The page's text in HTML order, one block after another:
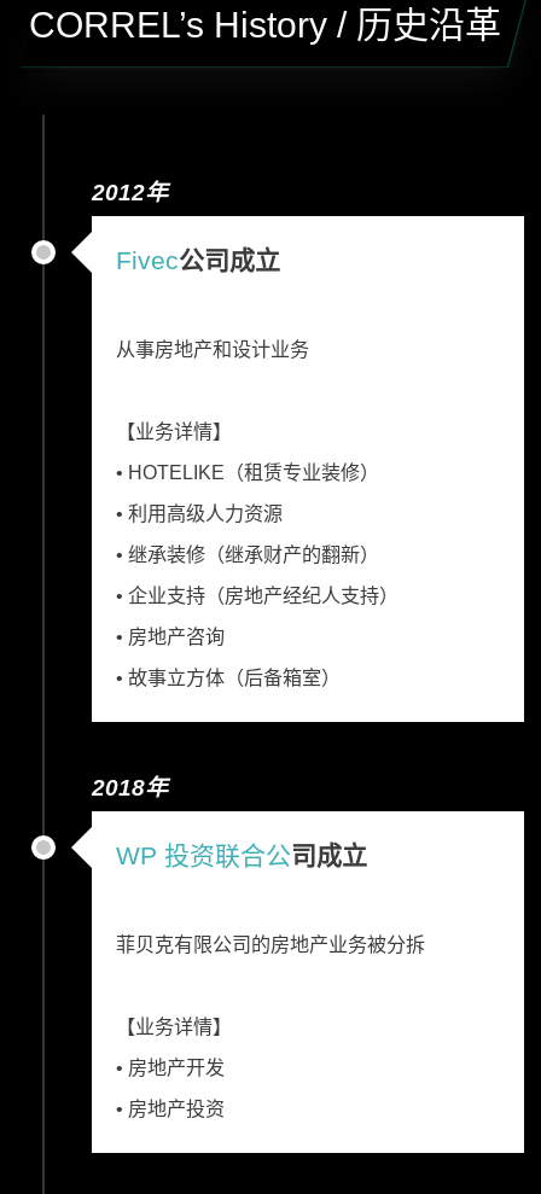
CORREL’s History / 历史沿革
2012年
Fivec公司成立
从事房地产和设计业务
【业务详情】
• HOTELIKE（租赁专业装修）
• 利用高级人力资源
• 继承装修（继承财产的翻新）
• 企业支持（房地产经纪人支持）
• 房地产咨询
• 故事立方体（后备箱室）
2018年
WP 投资联合公司成立
菲贝克有限公司的房地产业务被分拆
【业务详情】
• 房地产开发
• 房地产投资